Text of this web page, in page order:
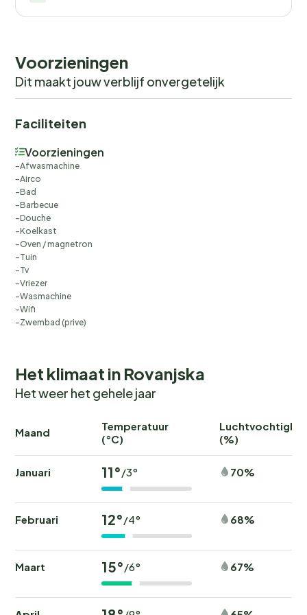
Voorzieningen
Dit maakt jouw verblijf onvergetelijk
Faciliteiten
Voorzieningen
Afwasmachine
Airco
Bad
Barbecue
Douche
Koelkast
Oven / magnetron
Tuin
Tv
Vriezer
Wasmachine
Wifi
Zwembad (prive)
Het klimaat in Rovanjska
Het weer het gehele jaar
Maand
Temperatuur
(°C)
(%)
Januari 11°/3° 70%
Februari 12°/4° 68%
Maart 15°/6° 67%